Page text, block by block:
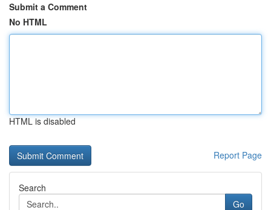
Submit a Comment
No HTML
HTML is disabled
Report Page
Search
Go